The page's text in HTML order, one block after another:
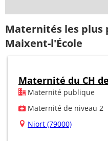
Maternités les plus
Maixent-l'École
Maternité du CH
Maternité publique
Maternité de niveau 2
Niort (79000)